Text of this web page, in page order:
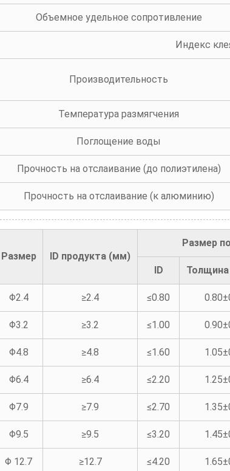
Объемное удельное сопротивление
Индекс
Производительность
Температура размягчения
Поглощение воды
Прочность на отслаивание (до полиэтилена)
Прочность на отслаивание (к алюминию)
Размер ID продукта (мм)
Размер
ID Толщина
Φ2.4 ≥2.4 ≤0.80
Φ3.2 ≥3.2 ≤1.00
Φ4.8 ≥4.8 ≤1.60
Φ6.4 ≥6.4 ≤2.20
Φ7.9 ≥7.9 ≤2.70
Φ9.5 ≥9.5 ≤3.20
Φ 12.7 ≥12.7 ≤4.20